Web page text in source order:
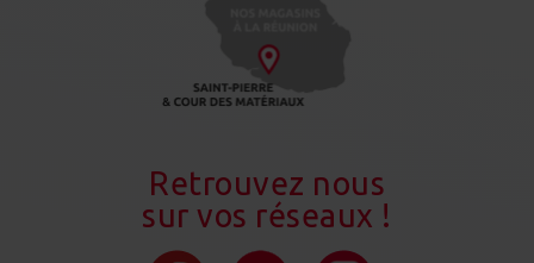
Retrouvez nous
sur vos réseaux !